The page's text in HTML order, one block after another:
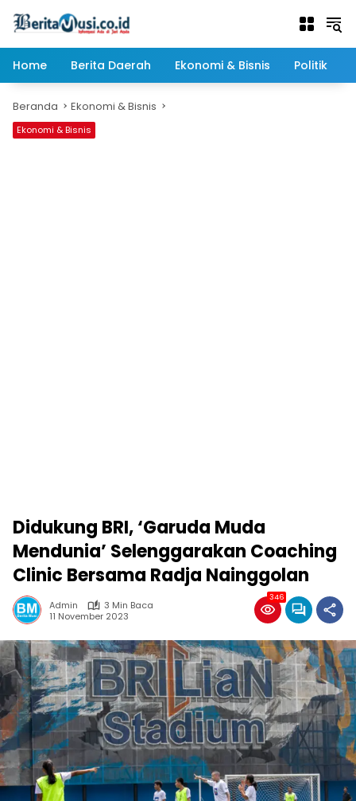
Home
Berita Daerah Ekonomi & Bisnis Politik
Beranda Ekonomi & Bisnis
Ekonomi & Bisnis
Didukung BRI, ‘Garuda Muda
Mendunia’ Selenggarakan Coaching
Clinic Bersama Radja Nainggolan
Admin
3 Min Baca
11 November 2023
346